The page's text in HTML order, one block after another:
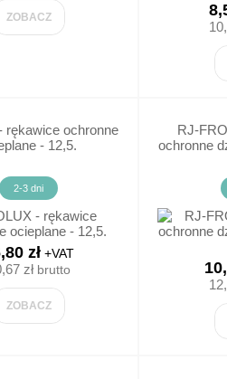
ŚCIERKI
TOALETOWY
KREMY
GOSPODARCZA
WIELOFUNKCYJNE
ZOBACZ
rękawice ochronne
- 12,5.
2-3 dni
zł +VAT
złbrutto
ZOBACZ
RJ-
ochronne